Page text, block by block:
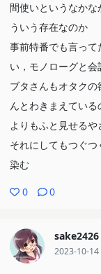
間使いというなか
ういう存在なのか
事前特番でも言っ
い，モノローグと
ブタさんもオタク
んとわきまえてい
よりもふと見せる
それにしてもつぐ
染む
0 0
sake2426
2023-10-14